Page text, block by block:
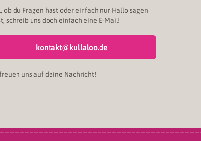
ob du Fragen hast oder einfach nur Hallo sagen
schreib uns doch einfach eine E-Mail!
kontakt@kullaloo.de
uns auf deine Nachricht!